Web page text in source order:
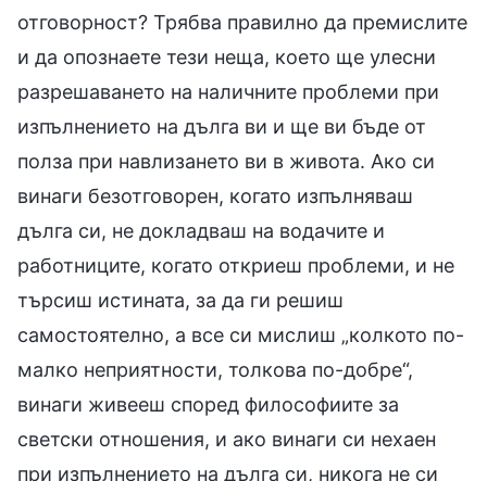
отговорност? Трябва правилно да премислите
и да опознаете тези неща, което ще улесни
разрешаването на наличните проблеми при
изпълнението на дълга ви и ще ви бъде от
полза при навлизането ви в живота. Ако си
винаги безотговорен, когато изпълняваш
дълга си, не докладваш на водачите и
работниците, когато откриеш проблеми, и не
търсиш истината, за да ги решиш
самостоятелно, а все си мислиш „колкото по-
малко неприятности, толкова по-добре“,
винаги живееш според философиите за
светски отношения, и ако винаги си нехаен
при изпълнението на дълга си, никога не си